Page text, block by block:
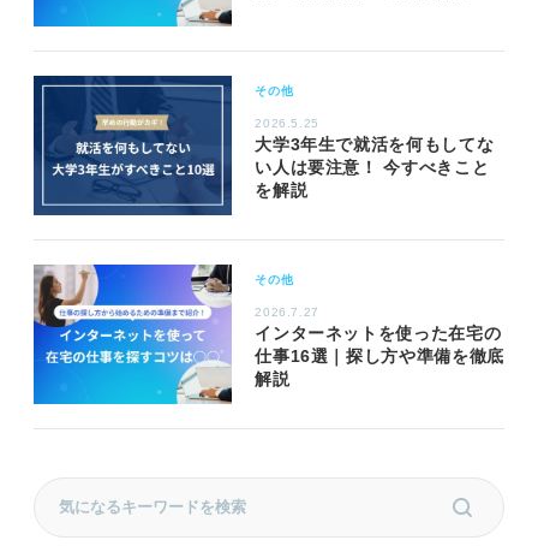
その他
2026.5.25
大学3年生で就活を何もしてな
い人は要注意！ 今すべきこと
を解説
その他
2026.7.27
インターネットを使った在宅の
仕事16選｜探し方や準備を徹底
解説